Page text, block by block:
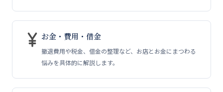
お金・費用・借金
撤退費用や税金、借金の整理など、お店とお金にまつわる
悩みを具体的に解説します。